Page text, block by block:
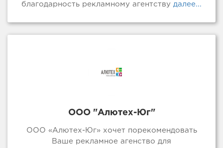
благодарность рекламному агентству далее...
ООО "Алютех-Юг"
ООО «Алютех-Юг» хочет порекомендовать
Ваше рекламное агенство для